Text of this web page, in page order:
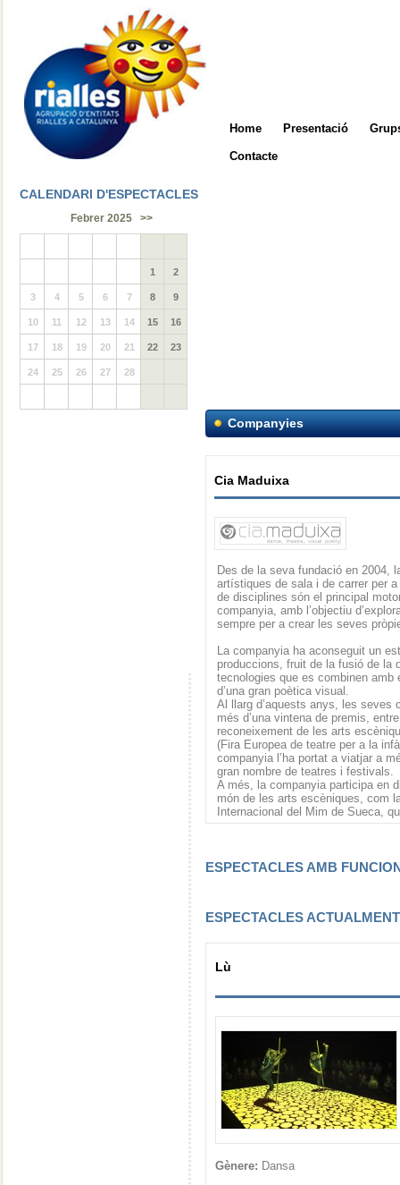
Home Presentació
Contacte
CALENDARI D'ESPECTACLES
Febrer 2025 >>
1 2
3 4 5 6 7 8 9
10 11 12 13 14 15 16
17 18 19 20 21 22 23
24 25 26 27 28
Companyies
Cia Maduixa
Des de la seva fundació en 2004,
artístiques de sala i de carrer per
de disciplines són el principal
companyia, amb l’objectiu
sempre per a crear les seves
La companyia ha aconseguit un
produccions, fruit de la fusió de la
tecnologies que es combinen
d’una gran poètica visual.
Al llarg d’aquests anys, les seves
més d’una vintena de premis,
reconeixement de les arts
(Fira Europea de teatre per a la
companyia l’ha portat a viatjar a
gran nombre de teatres i festivals.
A més, la companyia participa en
món de les arts escèniques, com
Internacional del Mim de Sueca,
ESPECTACLES AMB
ESPECTACLES
Lù
Gènere: Dansa